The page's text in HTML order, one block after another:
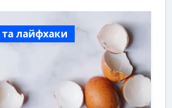
лайфхаки